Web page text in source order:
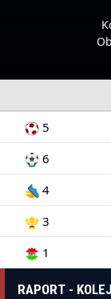
5
6
4
3
1
RAPORT -